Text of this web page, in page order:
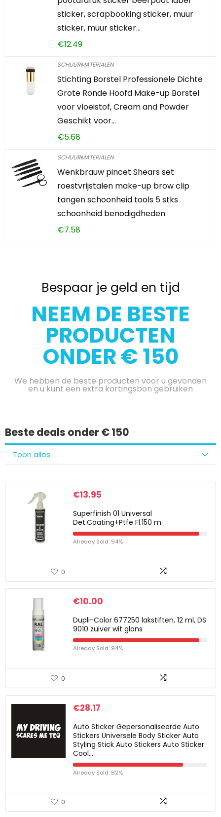
sticker, scrapbooking sticker, muur
sticker, muur sticker…
€12.49
SCHUURMATERIALEN
Stichting Borstel Professionele Dichte
Grote Ronde Hoofd Make-up Borstel
voor vloeistof, Cream and Powder
Geschikt voor…
€5.68
SCHUURMATERIALEN
Wenkbrauw pincet Shears set
roestvrijstalen make-up brow clip
tangen schoonheid tools 5 stks
schoonheid benodigdheden
€7.58
Bespaar je geld en tijd
NEEM DE BESTE
PRODUCTEN
ONDER € 150
We hebben de beste producten voor u gevonden
en u kunt een extra kortingsbon gebruiken
Beste deals onder € 150
Toon alles
€13.95
Superfinish 01 Universal
Det.Coating+Ptfe Fl.150 m
Already Sold: 94%
0
€10.00
Dupli-Color 677250 lakstiften, 12 ml, DS
9010 zuiver wit glans
Already Sold: 94%
0
€28.17
Auto Sticker Gepersonaliseerde Auto
Stickers Universele Body Sticker Auto
Styling Stick Auto Stickers Auto Sticker
Cool…
Already Sold: 82%
0